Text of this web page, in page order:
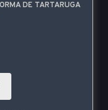
DE TARTARUGA